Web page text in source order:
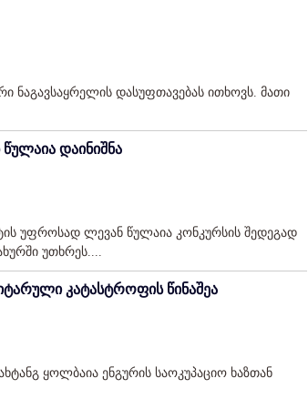
ნაგავსაყრელის დასუფთავებას ითხოვს. მათი
დაინიშნა
უფროსად ლევან წულაია კონკურსის შედეგად
უთხრეს....
კატასტროფის წინაშეა
ყოლბაია ენგურის საოკუპაციო ხაზთან